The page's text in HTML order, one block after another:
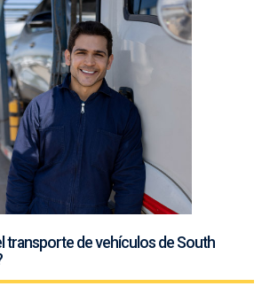
transporte de vehículos de South